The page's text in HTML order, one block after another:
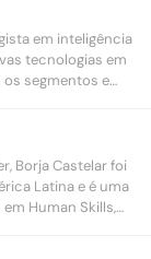
em inteligência
tecnologias em
segmentos e
Borja Castelar foi
Latina e é uma
Human Skills,